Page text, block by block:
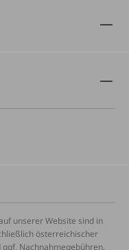
unserer Website sind in
österreichischer
Nachnahmegebühren,